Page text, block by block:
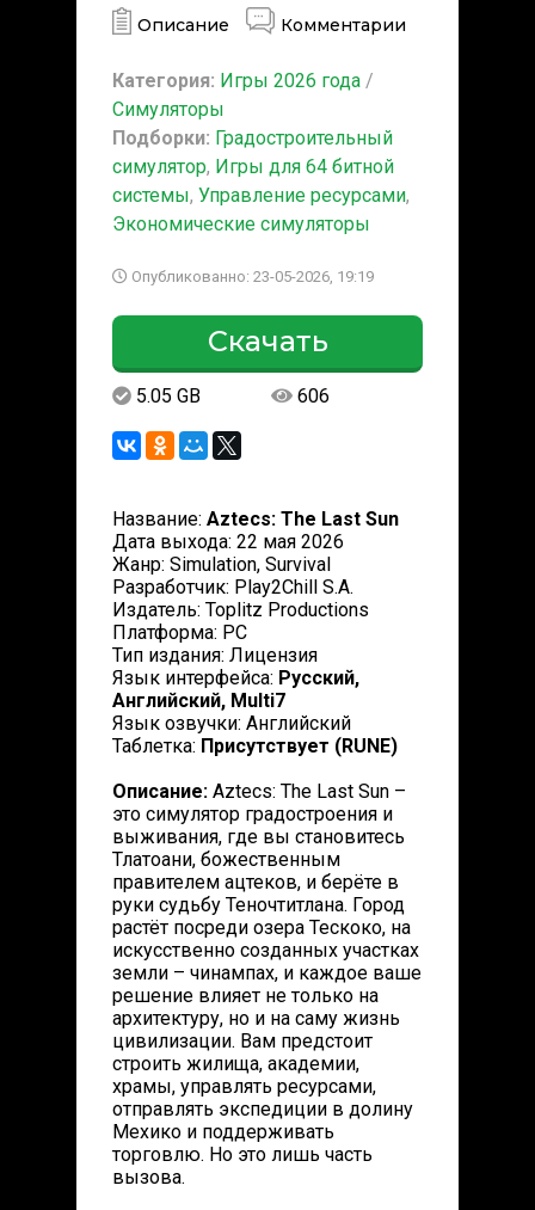
Описание Комментарии
Категория: Игры 2026 года /
Симуляторы
Подборки: Градостроительный
симулятор, Игры для 64 битной
системы, Управление ресурсами,
Экономические симуляторы
Опубликованно: 23-05-2026, 19:19
Скачать
5.05 GB 606
Название: Aztecs: The Last Sun
Дата выхода: 22 мая 2026
Жанр: Simulation, Survival
Разработчик: Play2Chill S.A.
Издатель: Toplitz Productions
Платформа: PC
Тип издания: Лицензия
Язык интерфейса: Русский,
Английский, Multi7
Язык озвучки: Английский
Таблетка: Присутствует (RUNE)
Описание: Aztecs: The Last Sun –
это симулятор градостроения и
выживания, где вы становитесь
Тлатоани, божественным
правителем ацтеков, и берёте в
руки судьбу Теночтитлана. Город
растёт посреди озера Тескоко, на
искусственно созданных участках
земли – чинампах, и каждое ваше
решение влияет не только на
архитектуру, но и на саму жизнь
цивилизации. Вам предстоит
строить жилища, академии,
храмы, управлять ресурсами,
отправлять экспедиции в долину
Мехико и поддерживать
торговлю. Но это лишь часть
вызова.